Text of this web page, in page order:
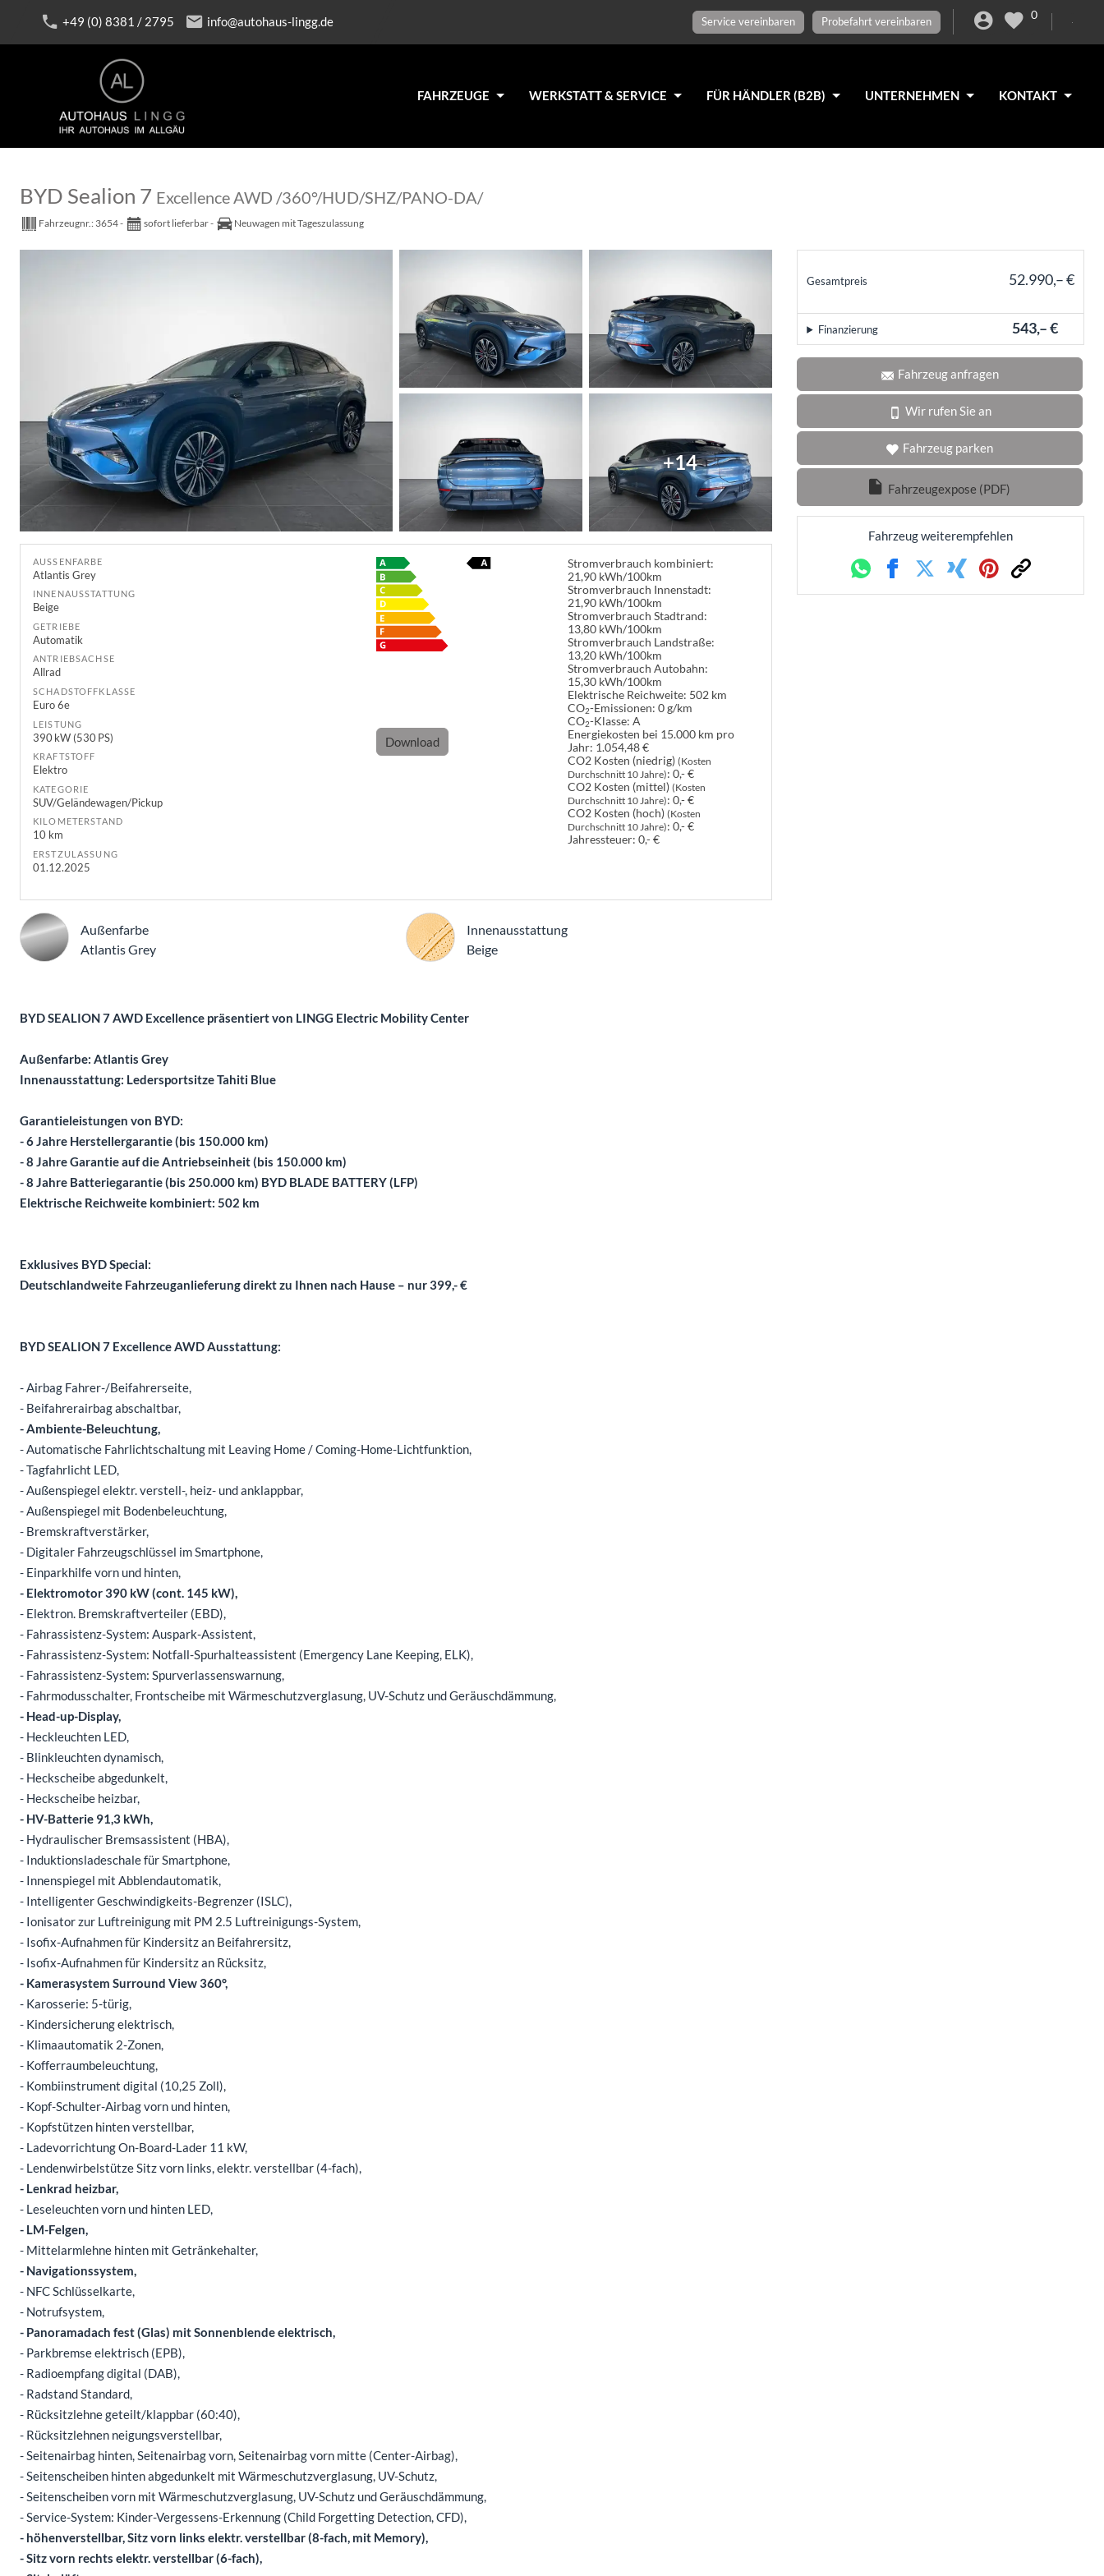
+49 (0) 8381 / 2795 info@autohaus-lingg.de Service vereinbaren Probefahrt vereinbaren
0
FAHRZEUGE WERKSTATT & SERVICE FÜR HÄNDLER (B2B) UNTERNEHMEN KONTAKT
BYD Sealion 7 Excellence AWD /360°/HUD/SHZ/PANO-DA/
Fahrzeugnr.: 3654 sofort lieferbar Neuwagen mit Tageszulassung
Gesamtpreis 52.990,– €
543,– €
Finanzierung
Fahrzeug anfragen
Wir rufen Sie an
Fahrzeug parken
Fahrzeugexpose (PDF)
Fahrzeug weiterempfehlen
WhatsappFacebookTwitterXing PinterestLink
+14
AUSSENFARBE
Atlantis Grey
INNENAUSSTATTUNG
Beige
GETRIEBE
Automatik
ANTRIEBSACHSE
Allrad
SCHADSTOFFKLASSE
Euro 6e
LEISTUNG
390 kW (530 PS)
KRAFTSTOFF
Elektro
KATEGORIE
SUV/Geländewagen/Pickup
KILOMETERSTAND
10 km
ERSTZULASSUNG
01.12.2025
Stromverbrauch kombiniert:
21,90 kWh/100km
Stromverbrauch Innenstadt:
21,90 kWh/100km
Stromverbrauch Stadtrand:
13,80 kWh/100km
Stromverbrauch Landstraße:
13,20 kWh/100km
Stromverbrauch Autobahn:
15,30 kWh/100km
Elektrische Reichweite: 502 km
CO2-Emissionen: 0 g/km
CO2-Klasse: A
Download
Energiekosten bei 15.000 km pro
Jahr: 1.054,48 €
CO2 Kosten (niedrig)(Kosten
Durchschnitt 10 Jahre): 0,- €
CO2 Kosten (mittel)(Kosten
Durchschnitt 10 Jahre): 0,- €
CO2 Kosten (hoch)(Kosten
Durchschnitt 10 Jahre): 0,- €
Jahressteuer: 0,- €
Außenfarbe
Atlantis Grey
InnenausstattungInnenausstattung
Beige
BYD SEALION 7 AWD Excellence präsentiert von LINGG Electric Mobility Center
Außenfarbe: Atlantis Grey
Innenausstattung: Ledersportsitze Tahiti Blue
Garantieleistungen von BYD:
- 6 Jahre Herstellergarantie (bis 150.000 km)
- 8 Jahre Garantie auf die Antriebseinheit (bis 150.000 km)
- 8 Jahre Batteriegarantie (bis 250.000 km) BYD BLADE BATTERY (LFP)
Elektrische Reichweite kombiniert: 502 km
Exklusives BYD Special:
Deutschlandweite Fahrzeuganlieferung direkt zu Ihnen nach Hause – nur 399,- €
BYD SEALION 7 Excellence AWD Ausstattung:
- Airbag Fahrer-/Beifahrerseite,
- Beifahrerairbag abschaltbar,
- Ambiente-Beleuchtung,
- Automatische Fahrlichtschaltung mit Leaving Home / Coming-Home-Lichtfunktion,
- Tagfahrlicht LED,
- Außenspiegel elektr. verstell-, heiz- und anklappbar,
- Außenspiegel mit Bodenbeleuchtung,
- Bremskraftverstärker,
- Digitaler Fahrzeugschlüssel im Smartphone,
- Einparkhilfe vorn und hinten,
- Elektromotor 390 kW (cont. 145 kW),
- Elektron. Bremskraftverteiler (EBD),
- Fahrassistenz-System: Auspark-Assistent,
- Fahrassistenz-System: Notfall-Spurhalteassistent (Emergency Lane Keeping, ELK),
- Fahrassistenz-System: Spurverlassenswarnung,
- Fahrmodusschalter, Frontscheibe mit Wärmeschutzverglasung, UV-Schutz und Geräuschdämmung,
- Head-up-Display,
- Heckleuchten LED,
- Blinkleuchten dynamisch,
- Heckscheibe abgedunkelt,
- Heckscheibe heizbar,
- HV-Batterie 91,3 kWh,
- Hydraulischer Bremsassistent (HBA),
- Induktionsladeschale für Smartphone,
- Innenspiegel mit Abblendautomatik,
- Intelligenter Geschwindigkeits-Begrenzer (ISLC),
- Ionisator zur Luftreinigung mit PM 2.5 Luftreinigungs-System,
- Isofix-Aufnahmen für Kindersitz an Beifahrersitz,
- Isofix-Aufnahmen für Kindersitz an Rücksitz,
- Kamerasystem Surround View 360°,
- Karosserie: 5-türig,
- Kindersicherung elektrisch,
- Klimaautomatik 2-Zonen,
- Kofferraumbeleuchtung,
- Kombiinstrument digital (10,25 Zoll),
- Kopf-Schulter-Airbag vorn und hinten,
- Kopfstützen hinten verstellbar,
- Ladevorrichtung On-Board-Lader 11 kW,
- Lendenwirbelstütze Sitz vorn links, elektr. verstellbar (4-fach),
- Lenkrad heizbar,
- Leseleuchten vorn und hinten LED,
- LM-Felgen,
- Mittelarmlehne hinten mit Getränkehalter,
- Navigationssystem,
- NFC Schlüsselkarte,
- Notrufsystem,
- Panoramadach fest (Glas) mit Sonnenblende elektrisch,
- Parkbremse elektrisch (EPB),
- Radioempfang digital (DAB),
- Radstand Standard,
- Rücksitzlehne geteilt/klappbar (60:40),
- Rücksitzlehnen neigungsverstellbar,
- Seitenairbag hinten, Seitenairbag vorn, Seitenairbag vorn mitte (Center-Airbag),
- Seitenscheiben hinten abgedunkelt mit Wärmeschutzverglasung, UV-Schutz,
- Seitenscheiben vorn mit Wärmeschutzverglasung, UV-Schutz und Geräuschdämmung,
- Service-System: Kinder-Vergessens-Erkennung (Child Forgetting Detection, CFD),
- höhenverstellbar, Sitz vorn links elektr. verstellbar (8-fach, mit Memory),
- Sitz vorn rechts elektr. verstellbar (6-fach),